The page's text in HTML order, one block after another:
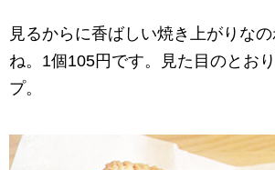
見るからに香ばしい焼き上がりな
ね。1個105円です。見た目のとお
プ。